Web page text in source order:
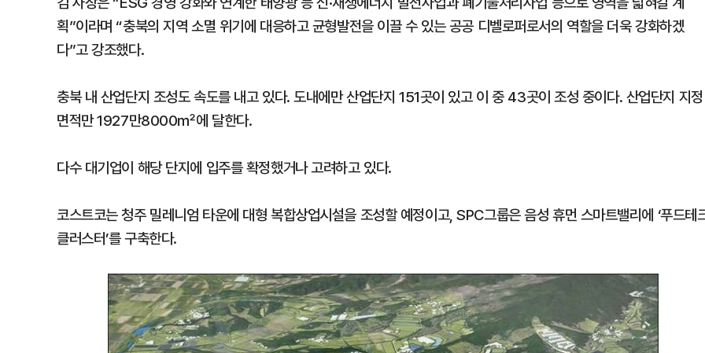
획”이라며 “충북의 지역 소멸 위기에 대응하고 균형발전을 이끌 수 있는 공공 디벨로퍼로서의 역할을 더욱 강화하겠
다”고 강조했다.
충북 내 산업단지 조성도 속도를 내고 있다. 도내에만 산업단지 151곳이 있고 이 중 43곳이 조성 중이다. 산업단지 지정
면적만 1927만8000㎡에 달한다.
다수 대기업이 해당 단지에 입주를 확정했거나 고려하고 있다.
코스트코는 청주 밀레니엄 타운에 대형 복합상업시설을 조성할 예정이고, SPC그룹은 음성 휴먼 스마트밸리에 ‘푸드테
클러스터’를 구축한다.